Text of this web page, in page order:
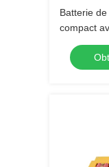
Batterie
compact